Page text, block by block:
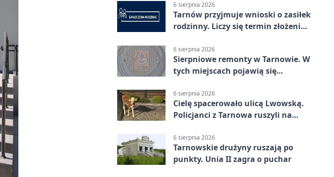
6 sierpnia 2026
Tarnów przyjmuje wnioski o zasiłek
rodzinny. Liczy się termin złożenia
6 sierpnia 2026
Sierpniowe remonty w Tarnowie. W
tych miejscach pojawią się
6 sierpnia 2026
Cielę spacerowało ulicą Lwowską.
Policjanci z Tarnowa ruszyli na
6 sierpnia 2026
Tarnowskie drużyny ruszają po
punkty. Unia II zagra o puchar